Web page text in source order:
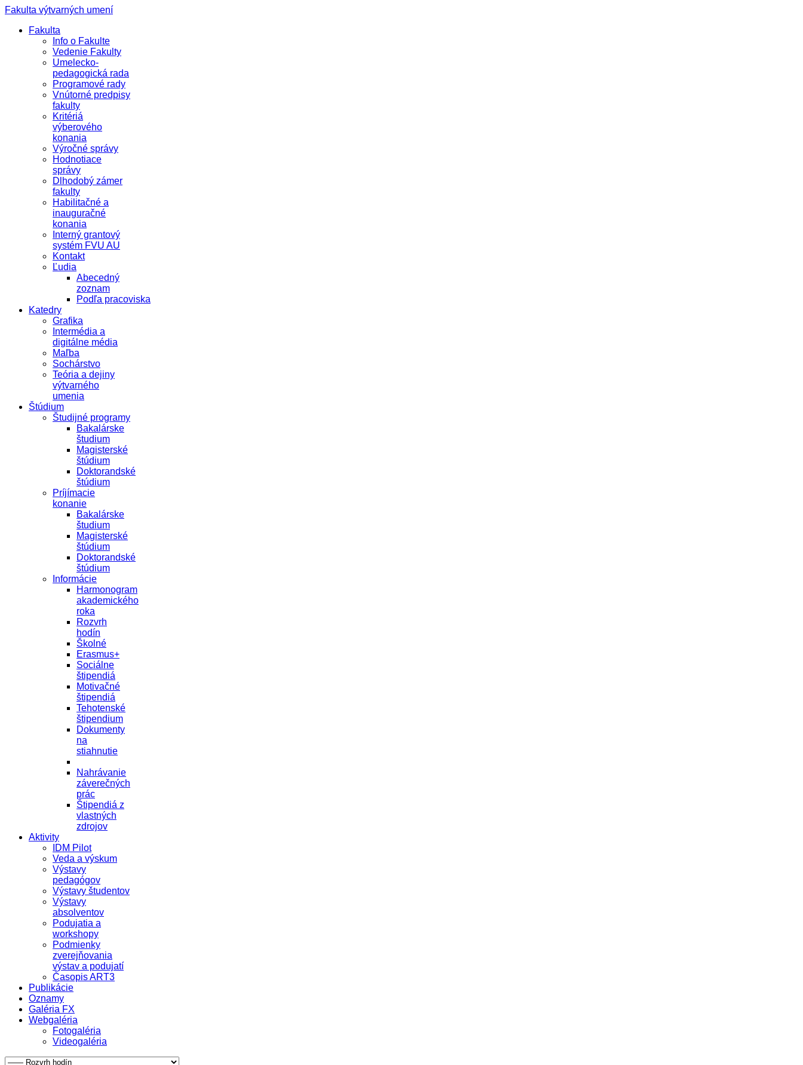
Fakulta výtvarných umení
Fakulta
Info o Fakulte
Vedenie Fakulty
Umelecko-
pedagogická rada
Programové rady
Vnútorné predpisy
fakulty
Kritériá
výberového
konania
Výročné správy
Hodnotiace
správy
Dlhodobý zámer
fakulty
Habilitačné a
inauguračné
konania
Interný grantový
systém FVU AU
Kontakt
Ľudia
Abecedný
zoznam
Podľa pracoviska
Katedry
Grafika
Intermédia a
digitálne média
Maľba
Sochárstvo
Teória a dejiny
výtvarného
umenia
Štúdium
Študijné programy
Bakalárske
študium
Magisterské
štúdium
Doktorandské
štúdium
Príjímacie
konanie
Bakalárske
študium
Magisterské
štúdium
Doktorandské
štúdium
Informácie
Harmonogram
akademického
roka
Rozvrh
hodín
Školné
Erasmus+
Sociálne
štipendiá
Motivačné
štipendiá
Tehotenské
štipendium
Dokumenty
na
stiahnutie
Nahrávanie
záverečných
prác
Štipendiá z
vlastných
zdrojov
Aktivity
IDM Pilot
Veda a výskum
Výstavy
pedagógov
Výstavy študentov
Výstavy
absolventov
Podujatia a
workshopy
Podmienky
zverejňovania
výstav a podujatí
Časopis ART3
Publikácie
Oznamy
Galéria FX
Webgaléria
Fotogaléria
Videogaléria